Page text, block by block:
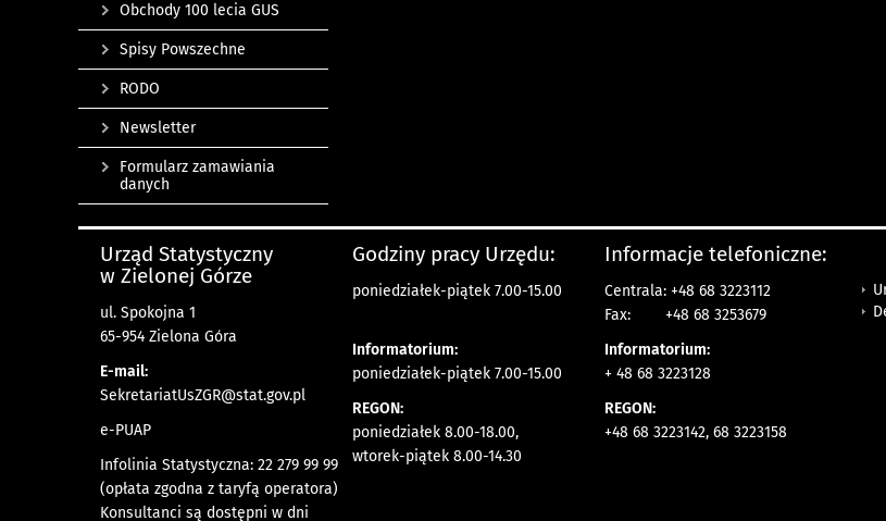
Obchody 100 lecia GUS
Spisy Powszechne
RODO
Newsletter
Formularz zamawiania
danych
Urząd Statystyczny
w Zielonej Górze
ul. Spokojna 1
65-954 Zielona Góra
E-mail:
SekretariatUsZGR@stat.gov.pl
e-PUAP
Infolinia Statystyczna: 22 279 99 99
(opłata zgodna z taryfą operatora)
Konsultanci są dostępni w dni
Godziny pracy Urzędu:
poniedziałek-piątek 7.00-15.00
Informatorium:
poniedziałek-piątek 7.00-15.00
REGON:
poniedziałek 8.00-18.00,
wtorek-piątek 8.00-14.30
Informacje telefoniczne:
Centrala: +48 68 3223112
Fax:
+48 68 3253679
Informatorium:
+ 48 68 3223128
REGON:
+48 68 3223142, 68 3223158